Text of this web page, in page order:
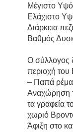
Μέγιστο
Ελάχιστο
Διάρκεια
Βαθμός
Ο σύλλογος
περιοχή
– Παπά ρέμα
Αναχώρηση
τα γραφεία
χωριό
Άφιξη στο